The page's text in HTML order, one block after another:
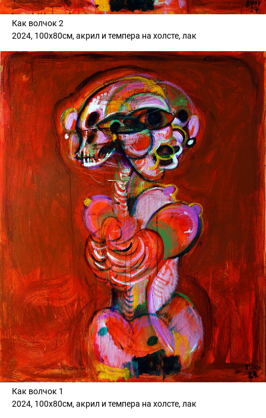
Как волчок 2
2024, 100х80см, акрил и темпера на холсте, лак
Как волчок 1
2024, 100х80см, акрил и темпера на холсте, лак